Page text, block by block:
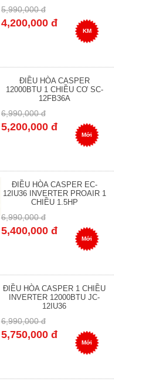
5,990,000 đ
4,200,000 đ
KM
ĐIỀU HÒA CASPER
12000BTU 1 CHIỀU CƠ SC-
12FB36A
6,990,000 đ
5,200,000 đ
Mới
ĐIỀU HÒA CASPER EC-
12IU36 INVERTER PROAIR 1
CHIỀU 1.5HP
6,990,000 đ
5,400,000 đ
Mới
ĐIỀU HÒA CASPER 1 CHIỀU
INVERTER 12000BTU JC-
12IU36
6,990,000 đ
5,750,000 đ
Mới